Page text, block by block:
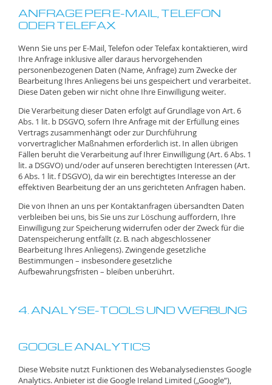
ANFRAGE PER E-MAIL, TELEFON
ODER TELEFAX
Wenn Sie uns per E-Mail, Telefon oder Telefax kontaktieren, wird
Ihre Anfrage inklusive aller daraus hervorgehenden
personenbezogenen Daten (Name, Anfrage) zum Zwecke der
Bearbeitung Ihres Anliegens bei uns gespeichert und verarbeitet.
Diese Daten geben wir nicht ohne Ihre Einwilligung weiter.
Die Verarbeitung dieser Daten erfolgt auf Grundlage von Art. 6
Abs. 1 lit. b DSGVO, sofern Ihre Anfrage mit der Erfüllung eines
Vertrags zusammenhängt oder zur Durchführung
vorvertraglicher Maßnahmen erforderlich ist. In allen übrigen
Fällen beruht die Verarbeitung auf Ihrer Einwilligung (Art. 6 Abs. 1
lit. a DSGVO) und/oder auf unseren berechtigten Interessen (Art.
6 Abs. 1 lit. f DSGVO), da wir ein berechtigtes Interesse an der
effektiven Bearbeitung der an uns gerichteten Anfragen haben.
Die von Ihnen an uns per Kontaktanfragen übersandten Daten
verbleiben bei uns, bis Sie uns zur Löschung auffordern, Ihre
Einwilligung zur Speicherung widerrufen oder der Zweck für die
Datenspeicherung entfällt (z. B. nach abgeschlossener
Bearbeitung Ihres Anliegens). Zwingende gesetzliche
Bestimmungen – insbesondere gesetzliche
Aufbewahrungsfristen – bleiben unberührt.
4. ANALYSE-TOOLS UND WERBUNG
GOOGLE ANALYTICS
Diese Website nutzt Funktionen des Webanalysedienstes Google
Analytics. Anbieter ist die Google Ireland Limited („Google“),